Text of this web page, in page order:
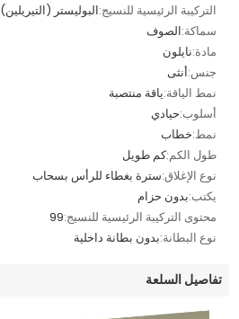
التركيبة الرئيسية للنسيج:البوليستر (التيريلين)
سماكة:الصوف
مادة:نايلون
جنس:أنثى
نمط الياقة:ياقة منتصبة
أسلوب:حيادي
نمط:خطاب
طول الكم:كم طويل
نوع الإغلاق:سترة بغطاء للرأس بسحاب
يكتب:بدون حزام
محتوى التركيبة الرئيسية للنسيج:99
نوع البطانة:بدون بطانة داخلية
تفاصيل السلعة